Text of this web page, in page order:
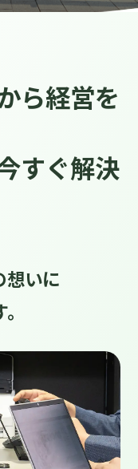
ら経営を
すぐ解決
想いに